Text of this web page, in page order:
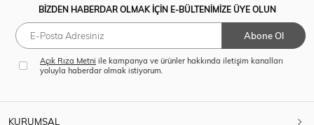
BİZDEN HABERDAR OLMAK İÇİN E-BÜLTENİMİZE ÜYE OLUN
Abone Ol
Açık Rıza Metni ile kampanya ve ürünler hakkında iletişim kanalları
yoluyla haberdar olmak istiyorum.
KURUMSAL